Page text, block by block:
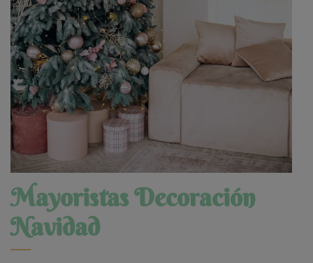
Mayoristas Decoración
Navidad